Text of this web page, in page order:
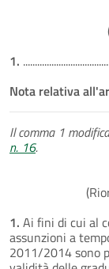
1.
Nota relativa
Il comma 1
n. 16.
1. Ai fini di cui al
assunzioni a
2011/2014 sono